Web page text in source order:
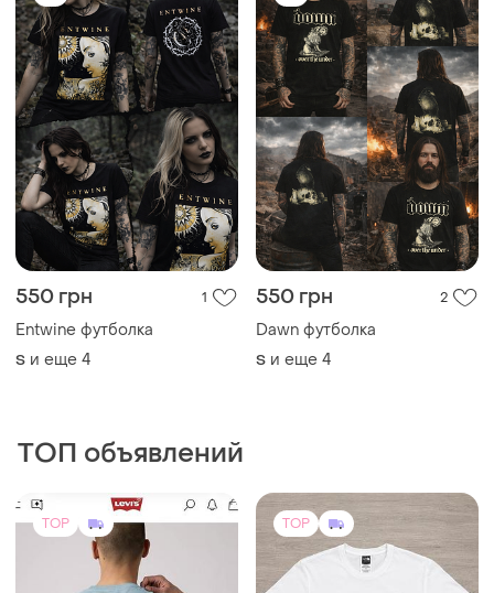
550 грн 1
Entwine футболка
S и еще 4
550 грн 2
Dawn футболка
S и еще 4
ТОП объявлений
TOP TOP